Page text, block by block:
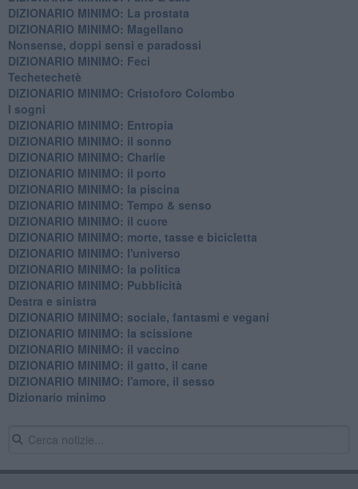
DIZIONARIO MINIMO: La prostata
​DIZIONARIO MINIMO: Magellano
Nonsense, doppi sensi e paradossi
DIZIONARIO MINIMO: Feci
Techetechetè
DIZIONARIO MINIMO: Cristoforo Colombo
I sogni
DIZIONARIO MINIMO: Entropia
DIZIONARIO MINIMO: il sonno
DIZIONARIO MINIMO: Charlie
DIZIONARIO MINIMO: il porto
DIZIONARIO MINIMO: la piscina
DIZIONARIO MINIMO: Tempo & senso
DIZIONARIO MINIMO: il cuore
DIZIONARIO MINIMO: morte, tasse e bicicletta
DIZIONARIO MINIMO: l'universo
DIZIONARIO MINIMO: la politica
DIZIONARIO MINIMO: Pubblicità
Destra e sinistra
DIZIONARIO MINIMO: sociale, fantasmi e vegani
DIZIONARIO MINIMO: la scissione
DIZIONARIO MINIMO: il vaccino
DIZIONARIO MINIMO: il gatto, il cane
DIZIONARIO MINIMO: l'amore, il sesso
Dizionario minimo